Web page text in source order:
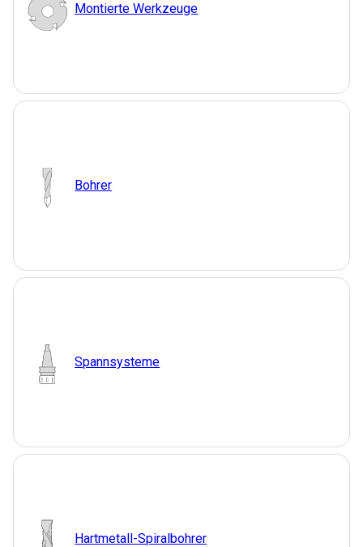
Montierte Werkzeuge
Bohrer
Spannsysteme
Hartmetall-Spiralbohrer